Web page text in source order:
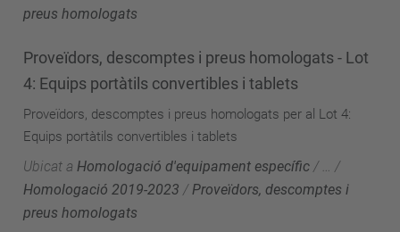
preus homologats
Proveïdors, descomptes i preus homologats - Lot
4: Equips portàtils convertibles i tablets
Proveïdors, descomptes i preus homologats per al Lot 4:
Equips portàtils convertibles i tablets
Ubicat a Homologació d'equipament específic /
/
Homologació 2019-2023 / Proveïdors, descomptes i
preus homologats